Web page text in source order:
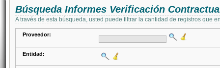
Búsqueda Informes Verificación
A través de esta búsqueda, usted puede filtrar la cantidad de registros que
Proveedor:
Entidad: